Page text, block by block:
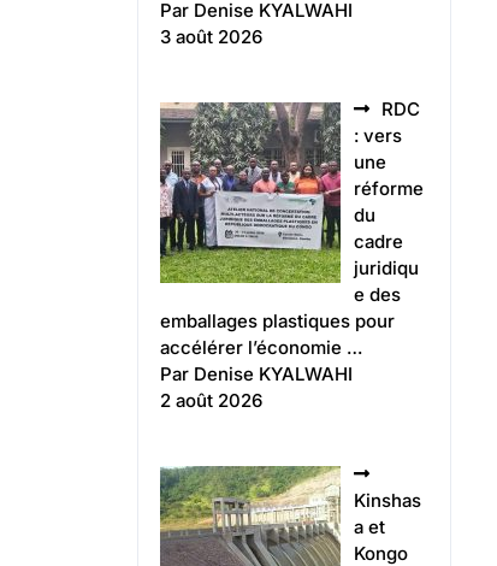
Par Denise KYALWAHI
3 août 2026
RDC
: vers
une
réforme
du
cadre
juridiqu
e des
emballages plastiques pour
accélérer l’économie …
Par Denise KYALWAHI
2 août 2026
Kinshas
a et
Kongo